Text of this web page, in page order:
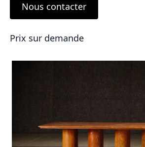
Nous contacter
Prix sur demande